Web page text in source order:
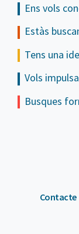
Ens vols
Estàs
Tens una
Vols
Busques
Contacte